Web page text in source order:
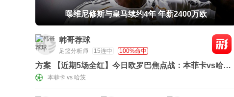
曝维尼修斯与皇马续约4年 年薪2400万欧
韩哥荐球
足篮分析师 15连中 100%命中
方案 【近期5场全红】今日欧罗巴焦点战：本菲卡vs哈
茨！附送比分！
本菲卡 vs 哈茨